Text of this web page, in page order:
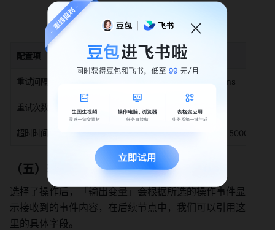
配置项 说明
重试间隔 每次重试之间的间隔时间，默认 5000 ms
重试次数 失败后的自动重试次数，默认 0 次
超时时间 每次重试的 HTTP 请求超时时间，默认 5000ms
（五）
选择了操作后，「输出变量」会根据所选的操作事件显
示接收到的事件内容，在后续节点中，我们可以引用这
里的具体字段。